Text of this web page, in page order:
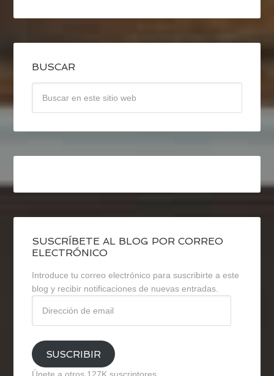
BUSCAR
SUSCRÍBETE AL BLOG POR CORREO
ELECTRÓNICO
Introduce tu correo electrónico para suscribirte a este
blog y recibir notificaciones de nuevas entradas.
email
SUSCRIBIR